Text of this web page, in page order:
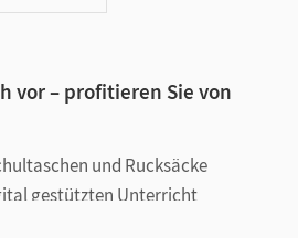
vor – profitieren Sie von
und Rucksäcke
gestützten Unterricht